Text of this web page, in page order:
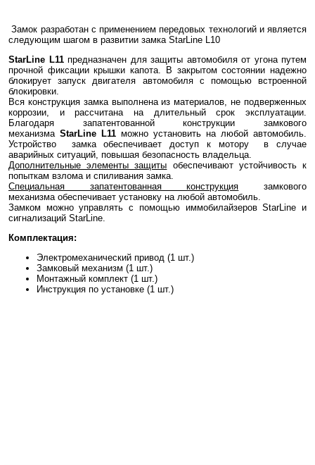
Замок разработан с применением передовых технологий и является
следующим шагом в развитии замка StarLine L10
StarLine L11предназначен для защиты автомобиля от угона путем
прочной фиксации крышки капота. В закрытом состоянии надежно
блокирует запуск двигателя автомобиля с помощью встроенной
блокировки.
Вся конструкция замка выполнена из материалов, не подверженных
коррозии, и рассчитана на длительный срок эксплуатации.
Благодаря запатентованной конструкции замкового
механизма StarLine L11 можно установить на любой автомобиль.
Устройство замка обеспечивает доступ к мотору в случае
аварийных ситуаций, повышая безопасность владельца.
Дополнительные элементы защиты обеспечивают устойчивость к
попыткам взлома и спиливания замка.
Специальная запатентованная конструкция замкового
механизма обеспечивает установку на любой автомобиль.
Замком можно управлять с помощью иммобилайзеровStarLine и
сигнализаций StarLine.
Комплектация:
Электромеханический привод (1 шт.)
Замковый механизм (1 шт.)
Монтажный комплект (1 шт.)
Инструкция по установке (1 шт.)